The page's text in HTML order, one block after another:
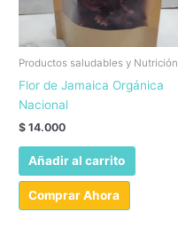
Productos saludables y Nutrición
Flor de Jamaica Orgánica
Nacional
$ 14.000
Añadir al carrito
Comprar Ahora